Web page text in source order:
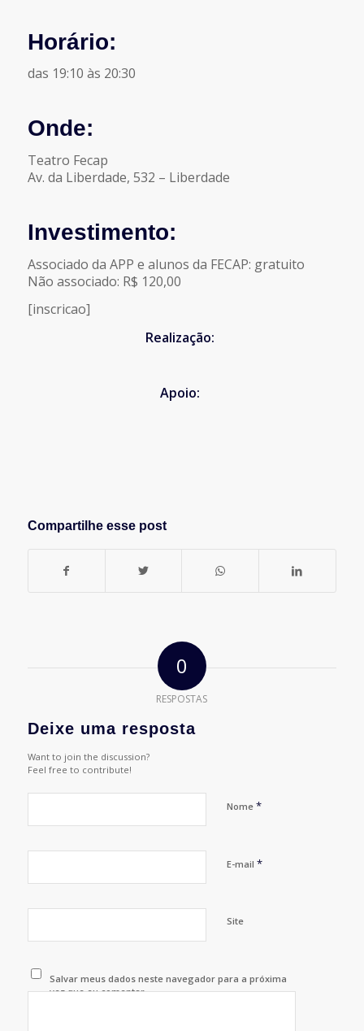
Horário:
das 19:10 às 20:30
Onde:
Teatro Fecap
Av. da Liberdade, 532 – Liberdade
Investimento:
Associado da APP e alunos da FECAP: gratuito
Não associado: R$ 120,00
[inscricao]
Realização:
Apoio:
Compartilhe esse post
0
RESPOSTAS
Deixe uma resposta
Want to join the discussion?
Feel free to contribute!
Nome *
E-mail *
Site
Salvar meus dados neste navegador para a próxima
vez que eu comentar.